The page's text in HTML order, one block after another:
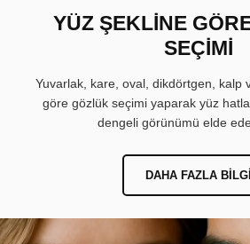
YÜZ ŞEKLİNE
SEÇİMİ
Yuvarlak, kare, oval, dikdörtgen, kalp
göre gözlük seçimi yaparak yüz
dengeli görünümü elde
DAHA FAZLA BILGI